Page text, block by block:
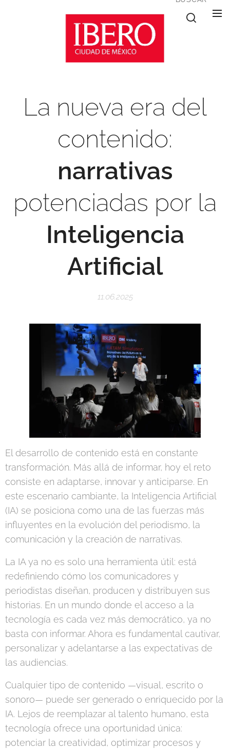
La nueva era del
contenido:
narrativas
potenciadas por la
Inteligencia
Artificial
11.06.2025
El desarrollo de contenido está en constante
transformación. Más allá de informar, hoy el reto
consiste en adaptarse, innovar y anticiparse. En
este escenario cambiante, la Inteligencia Artificial
(IA) se posiciona como una de las fuerzas más
influyentes en la evolución del periodismo, la
comunicación y la creación de narrativas.
La IA ya no es solo una herramienta útil: está
redefiniendo cómo los comunicadores y
periodistas diseñan, producen y distribuyen sus
historias. En un mundo donde el acceso a la
tecnología es cada vez más democrático, ya no
basta con informar. Ahora es fundamental cautivar,
personalizar y adelantarse a las expectativas de
las audiencias.
Cualquier tipo de contenido —visual, escrito o
sonoro— puede ser generado o enriquecido por la
IA. Lejos de reemplazar al talento humano, esta
tecnología ofrece una oportunidad única:
potenciar la creatividad, optimizar procesos y